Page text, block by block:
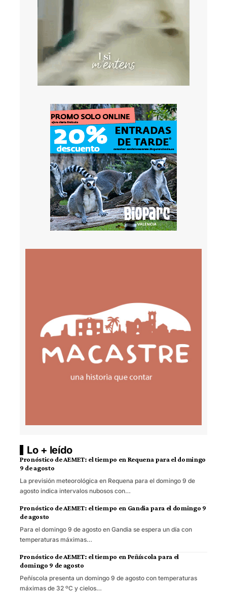
Lo + leído
Pronóstico de AEMET: el tiempo en Requena para el domingo
9 de agosto
La previsión meteorológica en Requena para el domingo 9 de
agosto indica intervalos nubosos con…
Pronóstico de AEMET: el tiempo en Gandia para el domingo 9
de agosto
Para el domingo 9 de agosto en Gandia se espera un día con
temperaturas máximas…
Pronóstico de AEMET: el tiempo en Peñíscola para el
domingo 9 de agosto
Peñíscola presenta un domingo 9 de agosto con temperaturas
máximas de 32 ºC y cielos…